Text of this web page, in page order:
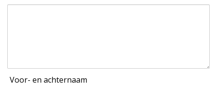
Voor- en achternaam